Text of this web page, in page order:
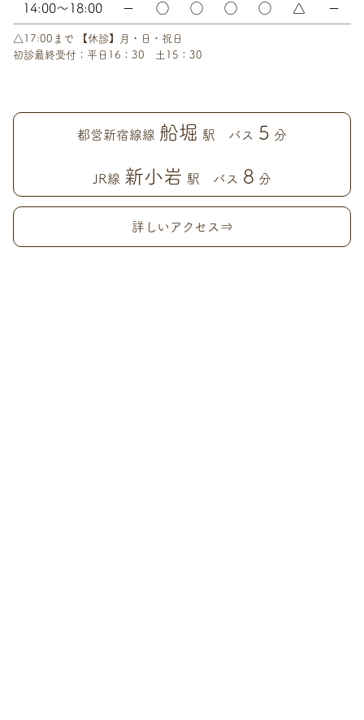
14:00～18:00 ー ◯ ◯ ◯ ◯ △ ー
△17:00まで 【休診】月・日・祝日
初診最終受付：平日16：30 土15：30
都営新宿線線 船堀 駅 バス 5 分
JR線 新小岩 駅 バス 8 分
詳しいアクセス⇒